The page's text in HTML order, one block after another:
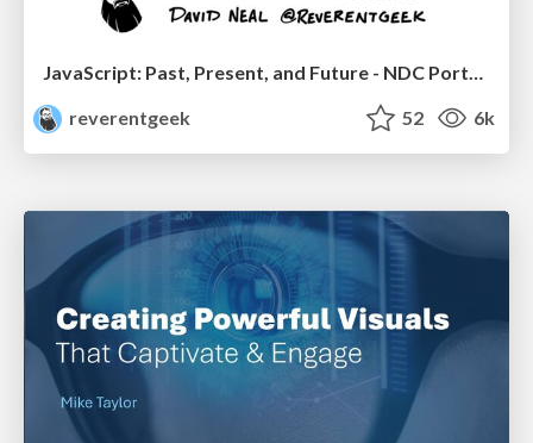
reverentgeek
52 6k